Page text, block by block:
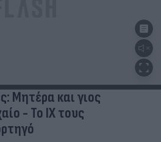
Μητέρα και γιος
- Το ΙΧ τους